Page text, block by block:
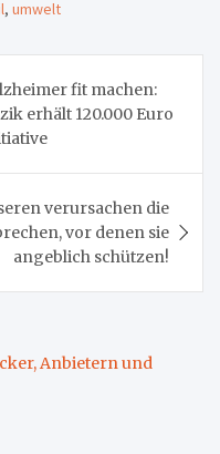
, umwelt
fit machen:
erhält 120.000 Euro
verursachen die
vor denen sie
angeblich schützen!
Anbietern und